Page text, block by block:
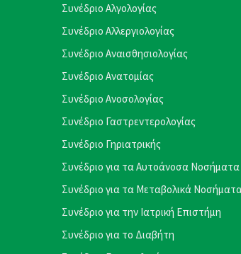
Συνέδριο Αλγολογίας
Συνέδριο Αλλεργιολογίας
Συνέδριο Αναισθησιολογίας
Συνέδριο Ανατομίας
Συνέδριο Ανοσολογίας
Συνέδριο Γαστρεντερολογίας
Συνέδριο Γηριατρικής
Συνέδριο για τα Αυτοάνοσα Νοσήματα
Συνέδριο για τα Μεταβολικά Νοσήματα
Συνέδριο για την Ιατρική Επιστήμη
Συνέδριο για το Διαβήτη